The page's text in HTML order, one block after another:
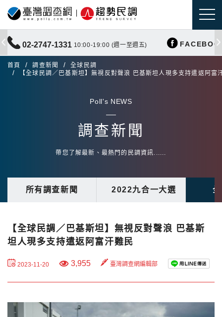
02-2747-1331 10:00-19:00 (週一至週五)
首頁 調查新聞
全球民調
【全球民調／巴基斯坦】無視反對聲浪 巴基斯坦人現多支持遣返阿富
Poll's NEWS
調查新聞
帶您了解最新、最熱門的民調資訊......
所有調查新聞 2022九合一大選
【全球民調／巴基斯坦】無視反對聲浪 巴基斯
坦人現多支持遣返阿富汗難民
2023-11-20 3,955 臺灣調查網編輯部